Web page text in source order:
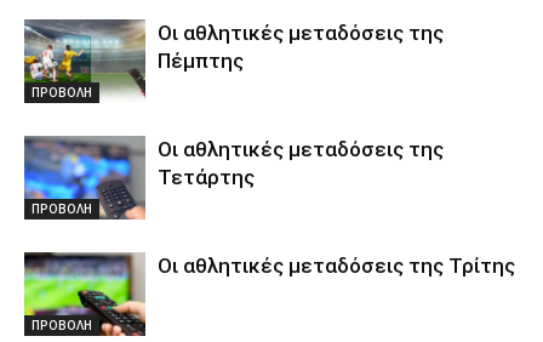
ΠΡΟΒΟΛΗ
Οι αθλητικές μεταδόσεις της
Πέμπτης
ΠΡΟΒΟΛΗ
Οι αθλητικές μεταδόσεις της
Τετάρτης
ΠΡΟΒΟΛΗ
Οι αθλητικές μεταδόσεις της Τρίτης